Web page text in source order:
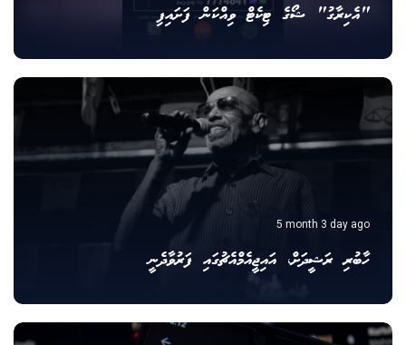
"އެކިރާގު" ޝޯގެ ޓިކެޓް ވިއްކަން ފަށައިފި
5 month 3 day ago
ހާބުރި ރަޝީދަށް، އައިޖީއެމްއެޗުގައި ފަރުވާދެނީ